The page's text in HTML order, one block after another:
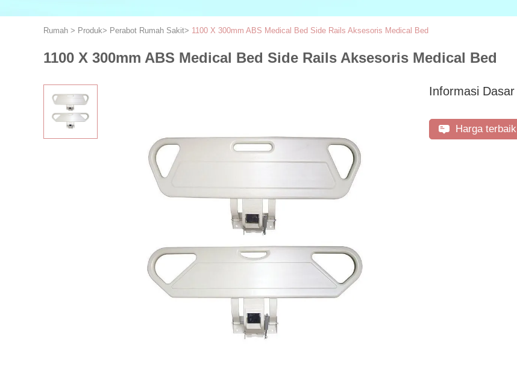
Rumah > Produk> Perabot Rumah Sakit> 1100 X 300mm ABS Medical Bed Side Rails Aksesoris Medical Bed
1100 X 300mm ABS Medical Bed Side Rails Aksesoris Medical Bed
Informasi Dasar
Harga terbaik